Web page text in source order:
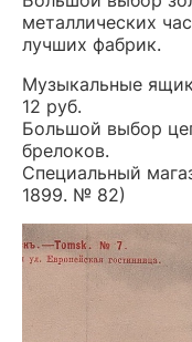
металлических
лучших фабрик.
Музыкальные
12 руб.
Большой выбор
брелоков.
Специальный
1899. № 82)